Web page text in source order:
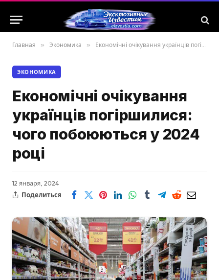
Главная » Экономика » Економічні очікування українців погіршилися: чого побоюються у 2024 році
ЭКОНОМИКА
Економічні очікування
українців погіршилися:
чого побоюються у 2024
році
12 января, 2024
Поделиться